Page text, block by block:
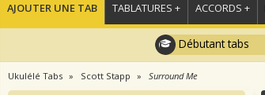
AJOUTER UNE TAB TABLATURES + ACCORDS +
Débutant tabs
Ukulélé Tabs Scott Stapp Surround Me